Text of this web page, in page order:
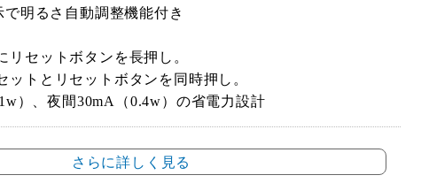
明るさ自動調整機能付き
リセットボタンを長押し。
ットとリセットボタンを同時押し。
）、夜間30mA（0.4w）の省電力設計
さらに詳しく見る